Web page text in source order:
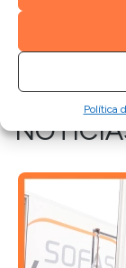
Política